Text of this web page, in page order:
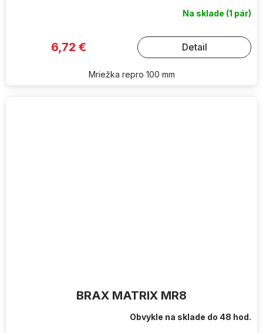
Na sklade (1 pár)
6,72 € Detail
Mriežka repro 100 mm
BRAX MATRIX MR8
Obvykle na sklade do 48 hod.